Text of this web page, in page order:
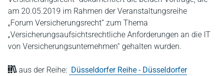
am 20.05.2019 im Rahmen der Veranstaltungsreihe
„Forum Versicherungsrecht“ zum Thema
„Versicherungsaufsichtsrechtliche Anforderungen an die IT
von Versicherungsunternehmen“ gehalten wurden.
aus der Reihe: Düsseldorfer Reihe - Düsseldorfer